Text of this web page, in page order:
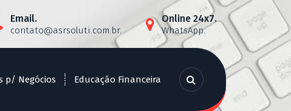
Email.
contato@asrsoluti.com.br.
Online 24x7.
WhatsApp.
p/ Negócios Educação Financeira